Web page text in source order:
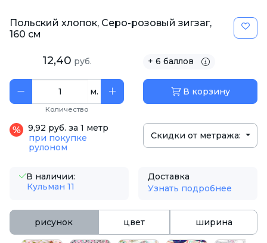
Польский хлопок, Серо-розовый зигзаг,
160 см
12,40 руб. + 6 баллов
м.
Количество
В корзину
9,92 руб. за 1 метр
при покупке
рулоном
Скидки от метража:
В наличии:
Кульман 11
Доставка
Узнать подробнее
рисунок цвет ширина